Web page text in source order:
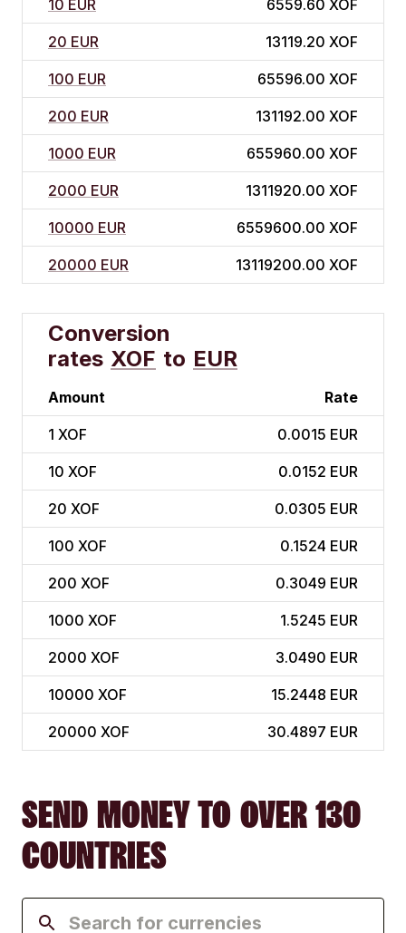
10 EUR 6559.60 XOF
20 EUR 13119.20 XOF
100 EUR 65596.00 XOF
200 EUR 131192.00 XOF
1000 EUR 655960.00 XOF
2000 EUR 1311920.00 XOF
10000 EUR 6559600.00 XOF
20000 EUR 13119200.00 XOF
Conversion
rates XOF to EUR
Amount Rate
1 XOF 0.0015 EUR
10 XOF 0.0152 EUR
20 XOF 0.0305 EUR
100 XOF 0.1524 EUR
200 XOF 0.3049 EUR
1000 XOF 1.5245 EUR
2000 XOF 3.0490 EUR
10000 XOF 15.2448 EUR
20000 XOF 30.4897 EUR
SEND MONEY TO OVER 130
COUNTRIES